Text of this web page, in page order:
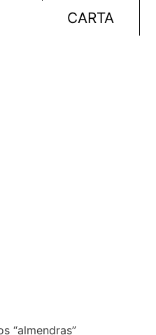
CARTA
“almendras”